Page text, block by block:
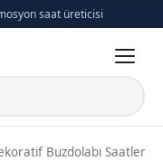
saat üreticisi
Buzdolabı Saatleri